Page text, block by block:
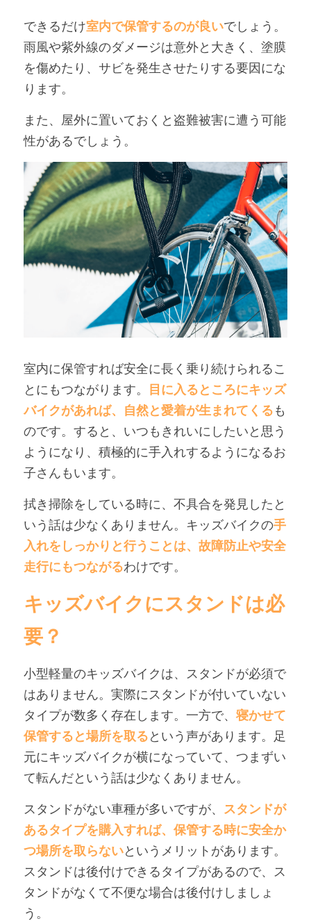
できるだけ室内で保管するのが良いでしょう。
雨風や紫外線のダメージは意外と大きく、塗膜
を傷めたり、サビを発生させたりする要因にな
ります。
また、屋外に置いておくと盗難被害に遭う可能
性があるでしょう。
室内に保管すれば安全に長く乗り続けられるこ
とにもつながります。
目に入るところにキッズ
バイクがあれば、自然と愛着が生まれてくる も
のです。すると、いつもきれいにしたいと思う
ようになり、積極的に手入れするようになるお
子さんもいます。
拭き掃除をしている時に、不具合を発見したと
いう話は少なくありません。キッズバイクの手
入れをしっかりと行うことは、故障防止や安全
走行にもつながるわけです。
キッズバイクにスタンドは必
要？
小型軽量のキッズバイクは、スタンドが必須で
はありません。実際にスタンドが付いていない
タイプが数多く存在します。一方で、 寝かせて
保管すると場所を取る という声があります。足
元にキッズバイクが横になっていて、つまずい
て転んだという話は少なくありません。
スタンドがない車種が多いですが、 スタンドが
あるタイプを購入すれば、保管する時に安全か
つ場所を取らないというメリットがあります。
スタンドは後付けできるタイプがあるので、ス
タンドがなくて不便な場合は後付けしましょ
う。